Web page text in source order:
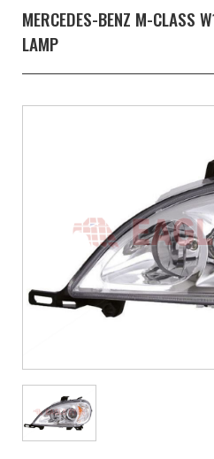
MERCEDES-BENZ M-CLASS
LAMP